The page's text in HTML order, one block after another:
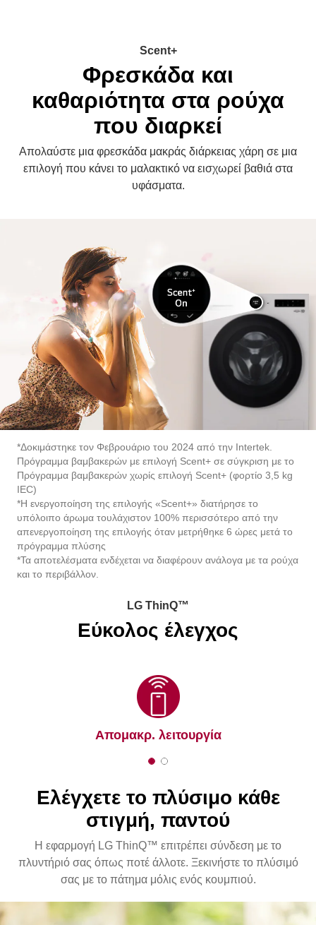
Scent+
Φρεσκάδα και
καθαριότητα στα ρούχα
που διαρκεί
Απολαύστε μια φρεσκάδα μακράς διάρκειας χάρη σε μια
επιλογή που κάνει το μαλακτικό να εισχωρεί βαθιά στα
υφάσματα.
*Δοκιμάστηκε τον Φεβρουάριο του 2024 από την Intertek.
Πρόγραμμα βαμβακερών με επιλογή Scent+ σε σύγκριση με το
Πρόγραμμα βαμβακερών χωρίς επιλογή Scent+ (φορτίο 3,5 kg
IEC)
*Η ενεργοποίηση της επιλογής «Scent+» διατήρησε το
υπόλοιπο άρωμα τουλάχιστον 100% περισσότερο από την
απενεργοποίηση της επιλογής όταν μετρήθηκε 6 ώρες μετά το
πρόγραμμα πλύσης
*Τα αποτελέσματα ενδέχεται να διαφέρουν ανάλογα με τα ρούχα
και το περιβάλλον.
LG ThinQ™
Εύκολος έλεγχος
Απομακρ. λειτουργία
1
2
2
2
Ελέγχετε το πλύσιμο κάθε
στιγμή, παντού
Η εφαρμογή LG ThinQ™ επιτρέπει σύνδεση με το
πλυντήριό σας όπως ποτέ άλλοτε. Ξεκινήστε το πλύσιμό
σας με το πάτημα μόλις ενός κουμπιού.